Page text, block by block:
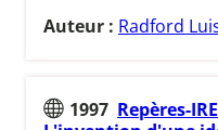
Auteur : Radford
1997 Repères-